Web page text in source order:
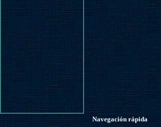
Navegación rápida